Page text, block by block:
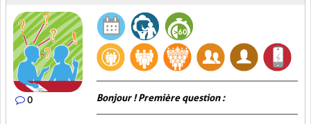
0 Bonjour ! Première question :